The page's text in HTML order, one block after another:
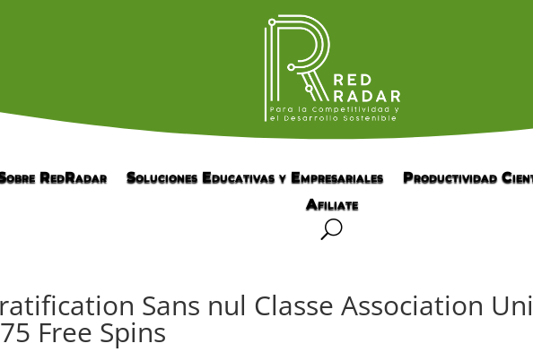
RedRadar Soluciones Educativas y Empresariales
Productividad
Afiliate
Sans nul Classe Association
Free Spins